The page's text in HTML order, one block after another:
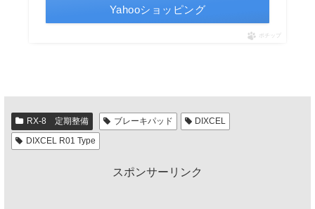
Yahooショッピング
ポチップ
RX-8 定期整備 ブレーキパッド
DIXCEL
DIXCEL R01 Type
スポンサーリンク